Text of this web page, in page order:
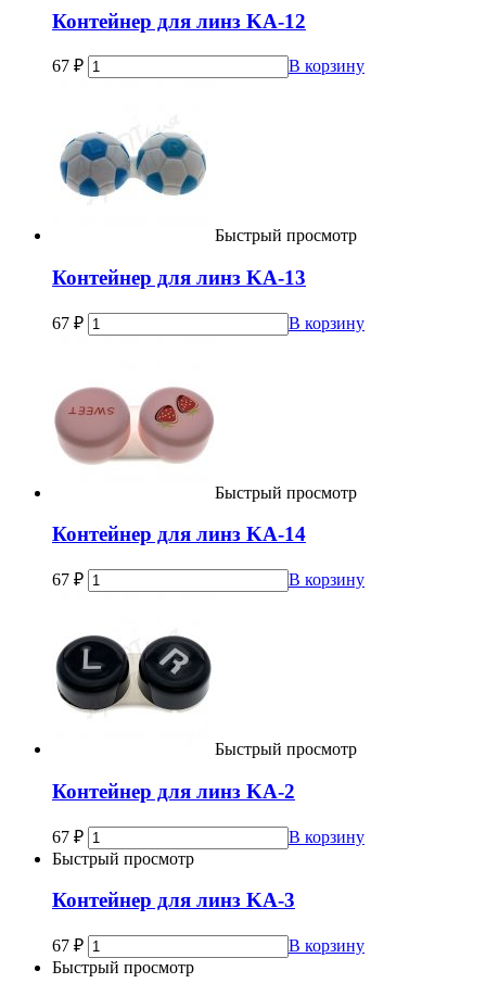
Контейнер для линз KA-12
67 ₽ В корзину
Быстрый просмотр
Контейнер для линз KA-13
67 ₽ В корзину
Быстрый просмотр
Контейнер для линз KA-14
67 ₽ В корзину
Быстрый просмотр
Контейнер для линз KA-2
67 ₽
В корзину
Быстрый просмотр
Контейнер для линз KA-3
67 ₽
В корзину
Быстрый просмотр